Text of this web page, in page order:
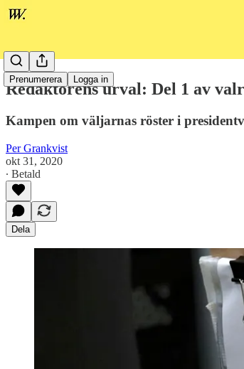
Prenumerera Logga in
Redaktörens urval: Del 1 av
Kampen om väljarnas röster i
Per Grankvist
okt 31, 2020
∙ Betald
Dela